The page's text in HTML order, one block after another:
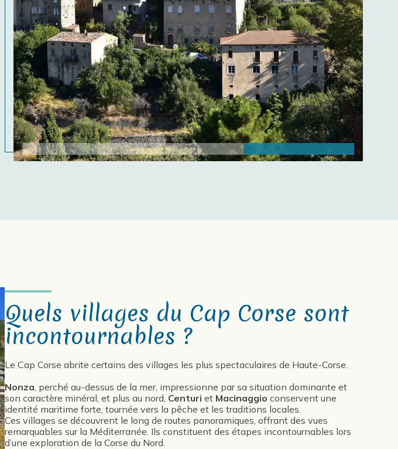
Quels villages du Cap Corse sont
incontournables ?
Le Cap Corse abrite certains des villages les plus spectaculaires de Haute-Corse.
Nonza, perché au-dessus de la mer, impressionne par sa situation dominante et
son caractère minéral, et plus au nord, Centuri et Macinaggio conservent une
identité maritime forte, tournée vers la pêche et les traditions locales.
Ces villages se découvrent le long de routes panoramiques, offrant des vues
remarquables sur la Méditerranée. Ils constituent des étapes incontournables lors
d’une exploration de la Corse du Nord.